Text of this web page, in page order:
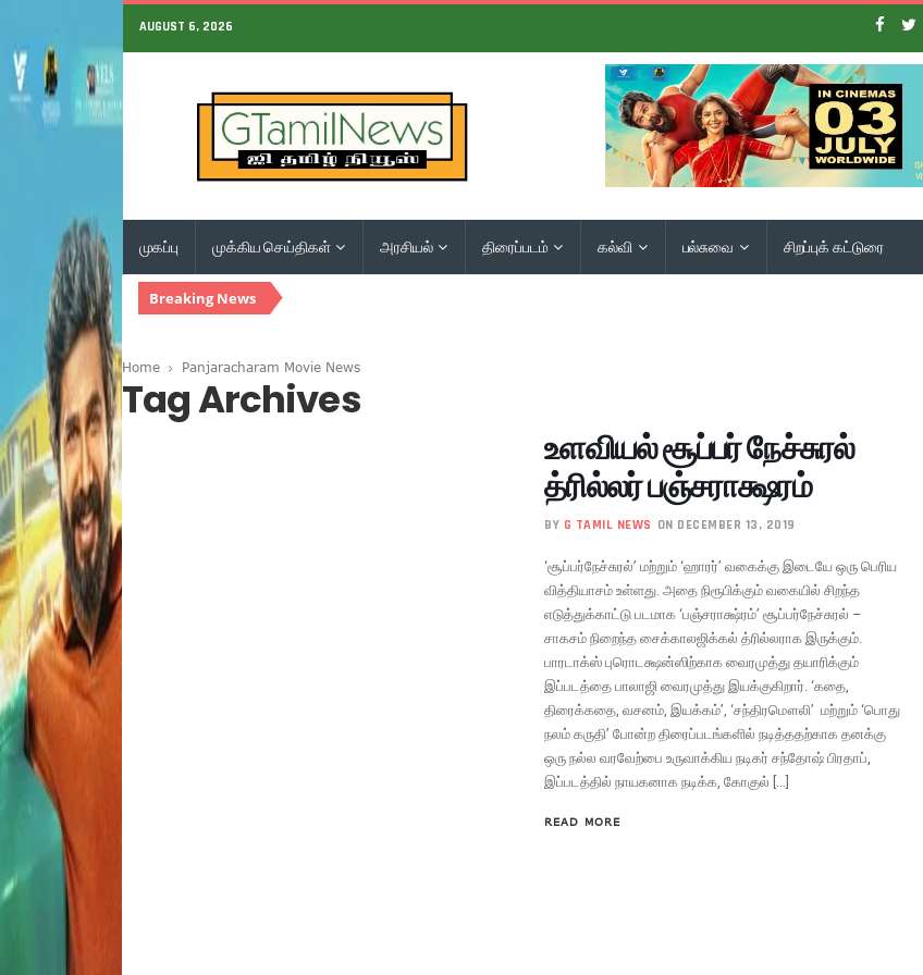
AUGUST 6, 2026
முகப்பு முக்கிய செய்திகள் அரசியல் திரைப்படம் கல்வி பல்சுவை சிறப்புக் கட்டுரை
Breaking News
Home Panjaracharam Movie News
Tag Archives
உளவியல் சூப்பர் நேச்சுரல்
த்ரில்லர் பஞ்சராக்ஷரம்
BY G TAMIL NEWS ON DECEMBER 13, 2019
‘சூப்பர்நேச்சுரல்’ மற்றும் ‘ஹாரர்’ வகைக்கு இடையே ஒரு பெரிய
வித்தியாசம் உள்ளது. அதை நிரூபிக்கும் வகையில் சிறந்த
எடுத்துக்காட்டு படமாக ‘பஞ்சராக்ஷ்ரம்’ சூப்பர்நேச்சுரல் –
சாகசம் நிறைந்த சைக்காலஜிக்கல் த்ரில்லராக இருக்கும்.
பாரடாக்ஸ் புரொடக்ஷன்ஸிற்காக வைரமுத்து தயாரிக்கும்
இப்படத்தை பாலாஜி வைரமுத்து இயக்குகிறார். ‘கதை,
திரைக்கதை, வசனம், இயக்கம்’, ‘சந்திரமௌலி’ மற்றும் ‘பொது
நலம் கருதி’ போன்ற திரைப்படங்களில் நடித்ததற்காக தனக்கு
ஒரு நல்ல வரவேற்பை உருவாக்கிய நடிகர் சந்தோஷ் பிரதாப்,
இப்படத்தில் நாயகனாக நடிக்க, கோகுல் […]
READ MORE